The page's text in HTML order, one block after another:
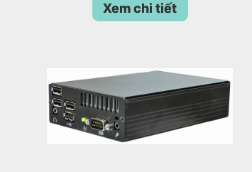
Xem chi tiết